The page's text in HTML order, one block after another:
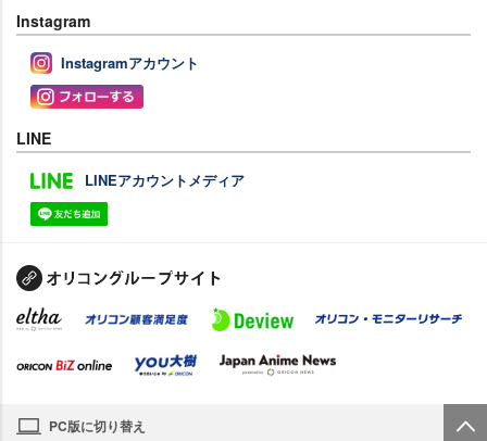
Instagram
Instagramアカウント
LINE
LINEアカウントメディア
PC版に切り替え